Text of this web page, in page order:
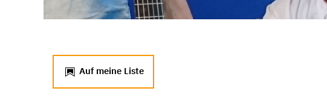
Auf meine Liste